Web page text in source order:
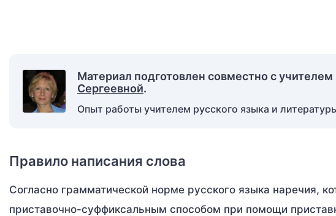
Материал подготовлен совместно с
Сергеевной.
Опыт работы учителем русского языка и
Правило написания слова
Согласно грамматической норме русского языка наречия,
приставочно-суффиксальным способом при помощи